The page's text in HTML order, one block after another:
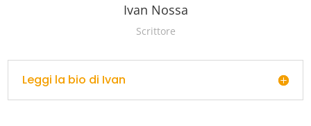
Ivan Nossa
Scrittore
Leggi la bio di Ivan